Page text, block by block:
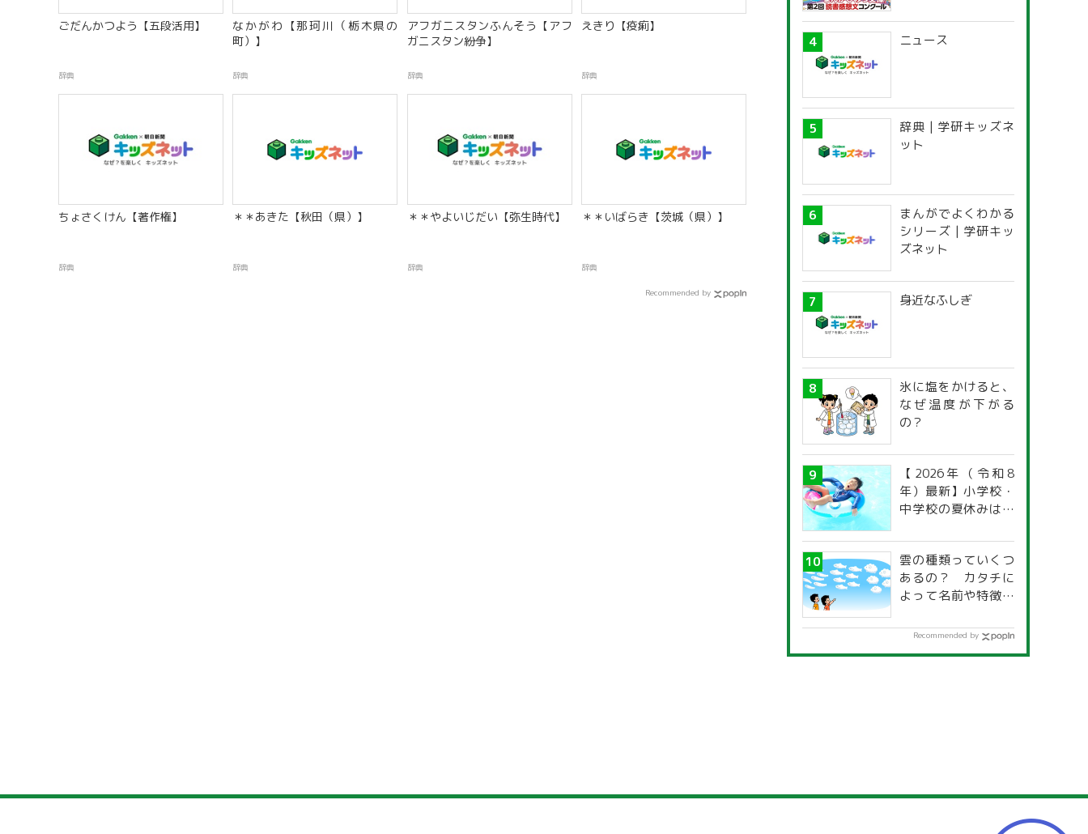
ごだんかつよう【五段活用】
辞典
なかがわ【那珂川（栃木県の
町）】
辞典
アフガニスタンふんそう【アフ
ガニスタン紛争】
辞典
えきり【疫痢】
辞典
ちょさくけん【著作権】
辞典
＊＊あきた【秋田（県）】
辞典
＊＊やよいじだい【弥生時代】
辞典
＊＊いばらき【茨城（県）】
辞典
Recommended by
感想文コンクール
ニュース
辞典 | 学研キッズネ
ット
まんがでよくわかる
シリーズ | 学研キッ
ズネット
身近なふしぎ
氷に塩をかけると、
なぜ温度が下がる
の？
【2026年（令和8
年）最新】小学校・
中学校の夏休みはい
道府県別「夏季休暇
一覧」
雲の種類っていくつ
あるの？ カタチに
よって名前や特徴が
Recommended by